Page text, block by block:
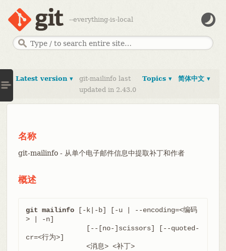
--everything-is-local
简体中文 ▾
Topics ▾
Latest version ▾
git-mailinfo last
updated in 2.43.0
名称
git-mailinfo - 从单个电子邮件信息中提取补丁和作者
概述
git mailinfo [-k|-b] [-u | --encoding=<编码
> | -n]
cr=<行为>]
	       <消息> <补丁>